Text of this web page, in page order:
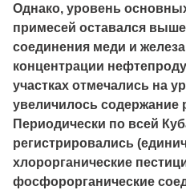
Однако, уровень
примесей оставался
соединения меди и
концентрации
участках отмечались на
увеличилось содержание
Периодически по всей
регистрировались
хлорорганические
фосфорорганические